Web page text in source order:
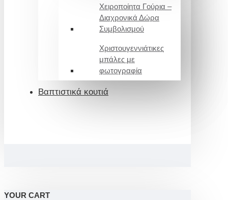
Χειροποίητα Γούρια –
Διαχρονικά Δώρα
Συμβολισμού
Χριστουγεννιάτικες
μπάλες με
φωτογραφία
Βαπτιστικά κουτιά
YOUR CART